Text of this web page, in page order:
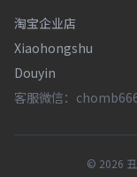
淘宝企业店
Xiaohongshu
Douyin
客服微信：
© 2026